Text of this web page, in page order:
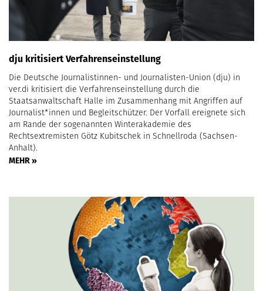
dju kritisiert Verfahrenseinstellung
Die Deutsche Journalistinnen- und Journalisten-Union (dju) in
ver.di kritisiert die Verfahrenseinstellung durch die
Staatsanwaltschaft Halle im Zusammenhang mit Angriffen auf
Journalist*innen und Begleitschützer. Der Vorfall ereignete sich
am Rande der sogenannten Winterakademie des
Rechtsextremisten Götz Kubitschek in Schnellroda (Sachsen-
Anhalt).
MEHR »